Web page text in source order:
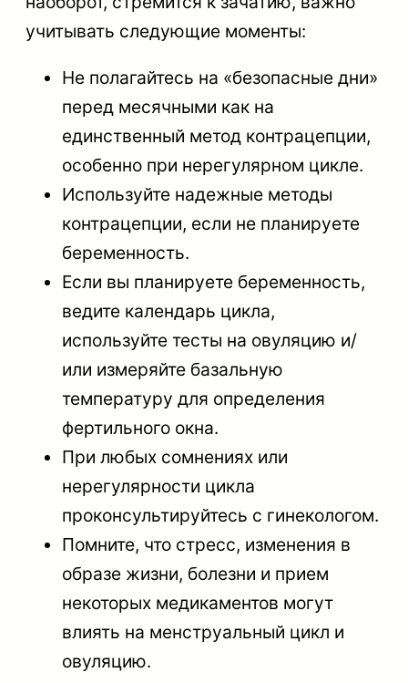
учитывать следующие моменты:
Не полагайтесь на «безопасные дни»
перед месячными как на
единственный метод контрацепции,
особенно при нерегулярном цикле.
Используйте надежные методы
контрацепции, если не планируете
беременность.
Если вы планируете беременность,
ведите календарь цикла,
используйте тесты на овуляцию и/
или измеряйте базальную
температуру для определения
фертильного окна.
При любых сомнениях или
нерегулярности цикла
проконсультируйтесь с гинекологом.
Помните, что стресс, изменения в
образе жизни, болезни и прием
некоторых медикаментов могут
влиять на менструальный цикл и
овуляцию.